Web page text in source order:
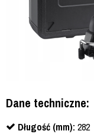
Dane techniczne:
Długość (mm): 282